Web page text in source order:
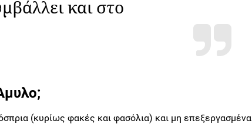
και στο
;
(κυρίως φακές και φασόλια) και μη επεξεργασμένα